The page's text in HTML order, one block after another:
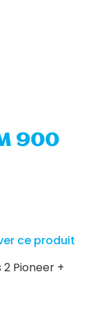
900
ce produit
Pioneer +